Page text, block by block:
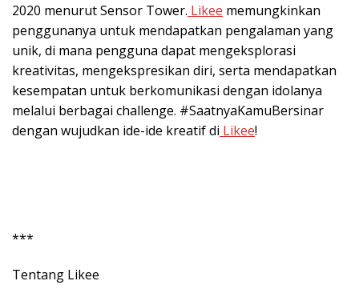
2020 menurut Sensor Tower. Likee memungkinkan
penggunanya untuk mendapatkan pengalaman yang
unik, di mana pengguna dapat mengeksplorasi
kreativitas, mengekspresikan diri, serta mendapatkan
kesempatan untuk berkomunikasi dengan idolanya
melalui berbagai challenge. #SaatnyaKamuBersinar
dengan wujudkan ide-ide kreatif di Likee!
***
Tentang Likee